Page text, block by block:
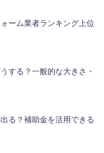
ーム業者ランキング上位
する？一般的な大きさ・
る？補助金を活用できる